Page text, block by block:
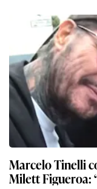
Marcelo Tinelli
Milett Figueroa: